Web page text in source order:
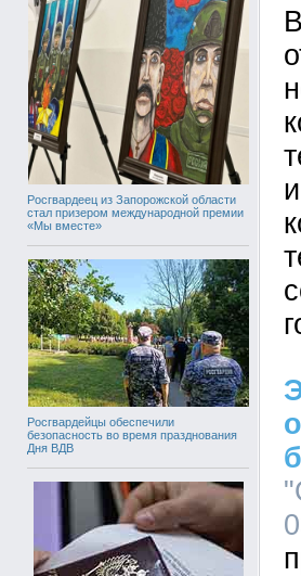
Росгвардеец из Запорожской области
стал призером международной премии
«Мы вместе»
Росгвардейцы обеспечили
безопасность во время празднования
Дня ВДВ